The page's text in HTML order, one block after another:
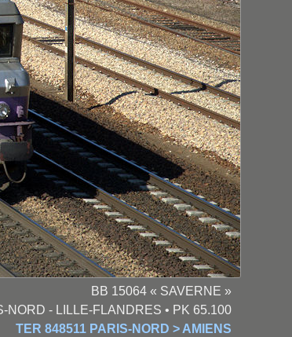
BB 15064 « SAVERNE »
NORD - LILLE-FLANDRES • PK 65.100
TER 848511 PARIS-NORD > AMIENS